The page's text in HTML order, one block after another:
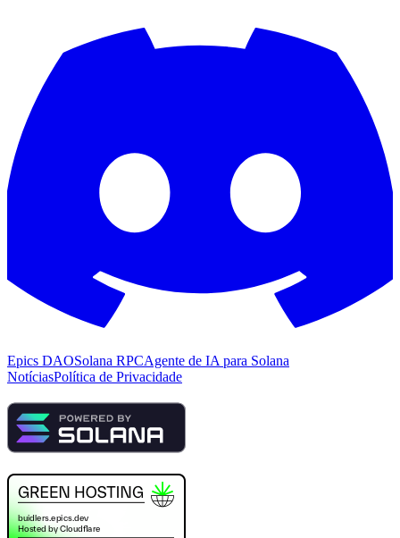
Epics DAOSolana RPCAgente de IA para Solana
NotíciasPolítica de Privacidade